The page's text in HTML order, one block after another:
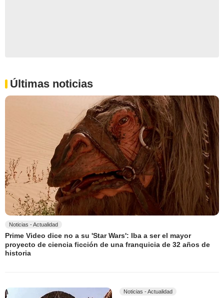
Últimas noticias
Noticias - Actualidad
Prime Video dice no a su 'Star Wars': Iba a ser el mayor
proyecto de ciencia ficción de una franquicia de 32 años de
historia
Noticias - Actualidad